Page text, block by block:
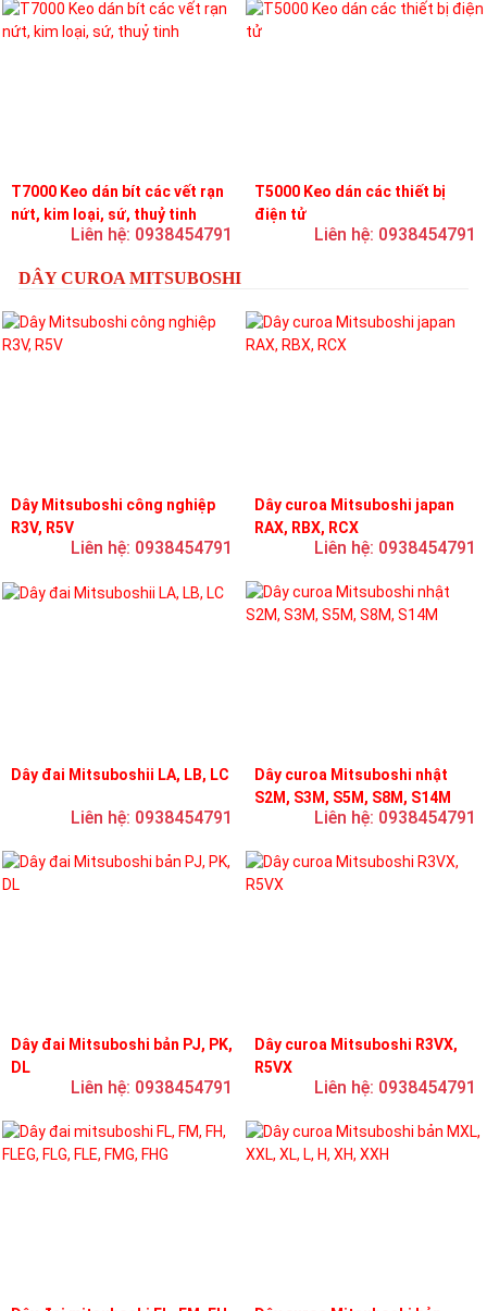
T7000 Keo dán bít các vết rạn
nứt, kim loại, sứ, thuỷ tinh
Liên hệ: 0938454791
T5000 Keo dán các thiết bị
điện tử
Liên hệ: 0938454791
DÂY CUROA MITSUBOSHI
Dây Mitsuboshi công nghiệp
R3V, R5V
Liên hệ: 0938454791
Dây curoa Mitsuboshi japan
RAX, RBX, RCX
Liên hệ: 0938454791
Dây đai Mitsuboshii LA, LB, LC
Liên hệ: 0938454791
Dây curoa Mitsuboshi nhật
S2M, S3M, S5M, S8M, S14M
Liên hệ: 0938454791
Dây đai Mitsuboshi bản PJ, PK,
DL
Liên hệ: 0938454791
Dây curoa Mitsuboshi R3VX,
R5VX
Liên hệ: 0938454791